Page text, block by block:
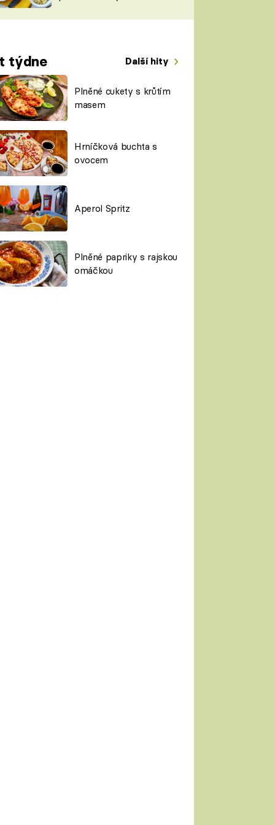
týdne Další hity
Plněné cukety s krůtím
masem
Hrníčková buchta s
ovocem
Aperol Spritz
Plněné papriky s rajskou
omáčkou